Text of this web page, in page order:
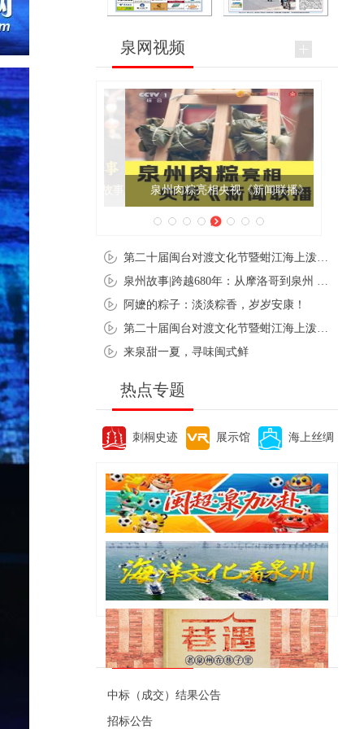
泉网视频
泉州肉粽亮相央视《新闻联播》
阿嬷的粽子：淡淡粽香，岁岁安康！
来泉甜一夏，寻味闽式鲜
热点专题
刺桐史迹 展示馆 海上丝绸
便民资讯
中标（成交）结果公告
招标公告